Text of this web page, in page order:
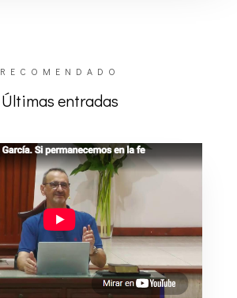
RECOMENDADO
Últimas entradas